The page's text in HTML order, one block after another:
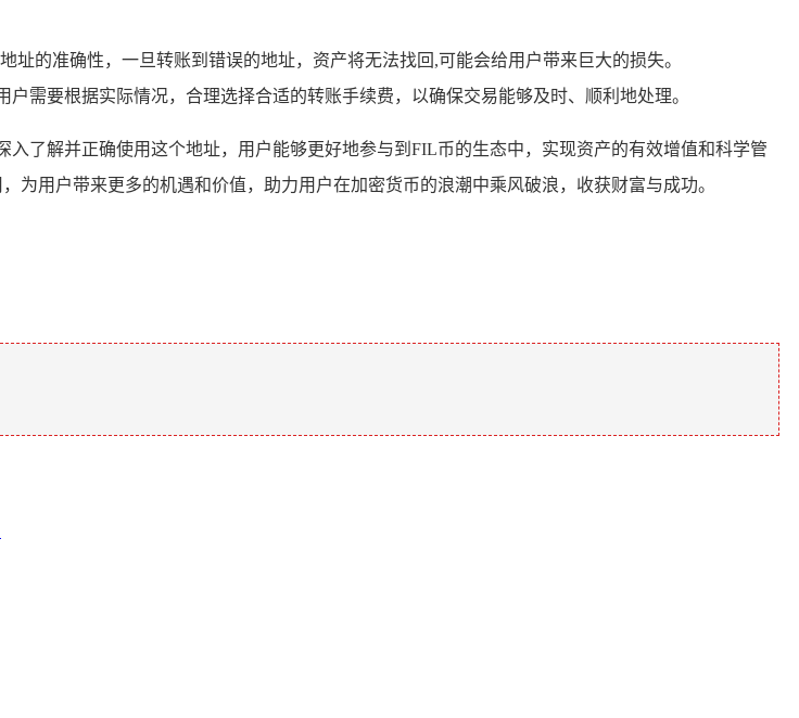
的准确性，一旦转账到错误的地址，资产将无法找回,可能会给用户带来巨大的损失。
需要根据实际情况，合理选择合适的转账手续费，以确保交易能够及时、顺利地处理。
了解并正确使用这个地址，用户能够更好地参与到FIL币的生态中，实现资产的有效增值和科学管
用户带来更多的机遇和价值，助力用户在加密货币的浪潮中乘风破浪，收获财富与成功。